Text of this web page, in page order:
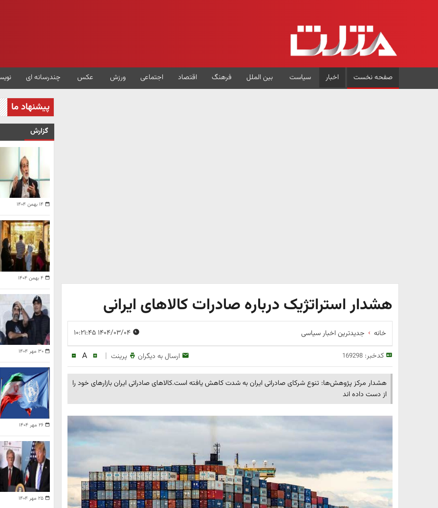
صفحه نخست اخبار سیاست بین الملل فرهنگ اقتصاد اجتماعی ورزش عکس چندرسانه ای
هشدار استراتژیک درباره صادرات کالاهای ایرانی
خانه جدیدترین اخبار سیاسی
کدخبر:169298 ارسال به دیگران پرینت |
A
هشدار مرکز پژوهش‌ها: تنوع شرکای صادراتی ایران به شدت کاهش یافته است.کالاهای صادراتی ایران بازارهای خود را
از دست داده اند
پیشنهاد ما
گزارش
۱۴ بهمن ۱۴۰۴
۴ بهمن ۱۴۰۴
۳۰ مهر ۱۴۰۴
۲۶ مهر ۱۴۰۴
۲۵ مهر ۱۴۰۴